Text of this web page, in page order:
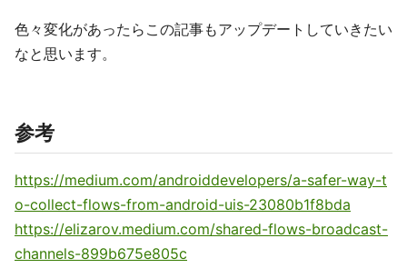
色々変化があったらこの記事もアップデートしていきたい
なと思います。
参考
https://medium.com/androiddevelopers/a-safer-way-t
o-collect-flows-from-android-uis-23080b1f8bda
https://elizarov.medium.com/shared-flows-broadcast-
channels-899b675e805c